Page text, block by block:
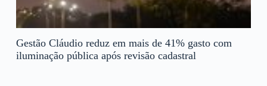
Gestão Cláudio reduz em mais de 41% gasto com
iluminação pública após revisão cadastral